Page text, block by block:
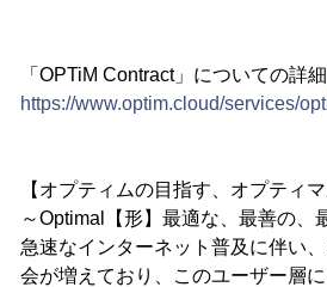
「OPTiM Contract」についての詳
https://www.optim.cloud/services/
【オプティムの目指す、オプティマ
～Optimal【形】最適な、最善の、
急速なインターネット普及に伴い
会が増えており、このユーザー層